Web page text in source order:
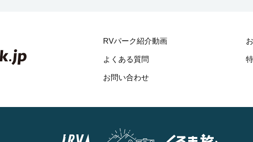
RVパーク紹介動画
よくある質問
お問い合わせ